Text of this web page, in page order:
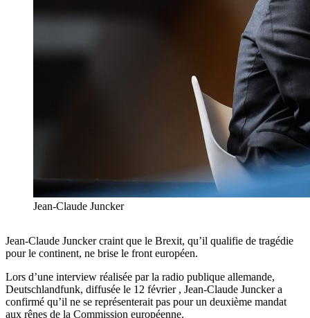
Jean-Claude Juncker
Jean-Claude Juncker craint que le Brexit, qu’il qualifie de tragédie
pour le continent, ne brise le front européen.
Lors d’une interview réalisée par la radio publique allemande,
Deutschlandfunk, diffusée le 12 février , Jean-Claude Juncker a
confirmé qu’il ne se représenterait pas pour un deuxième mandat
aux rênes de la Commission européenne.